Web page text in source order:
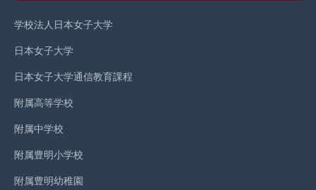
学校法人日本女子大学
日本女子大学
日本女子大学通信教育課程
附属高等学校
附属中学校
附属豊明小学校
附属豊明幼稚園